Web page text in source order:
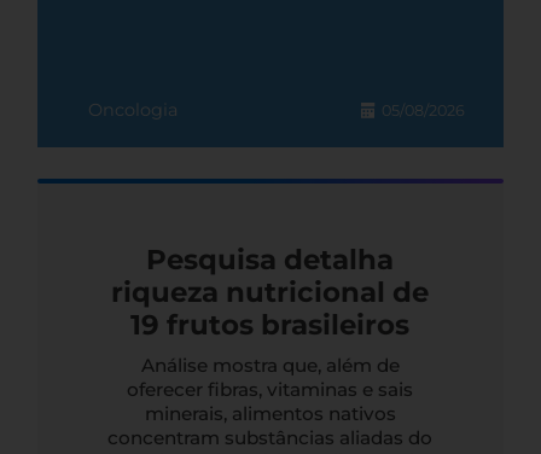
Oncologia 05/08/2026
Pesquisa detalha
riqueza nutricional de
19 frutos brasileiros
Análise mostra que, além de
oferecer fibras, vitaminas e sais
minerais, alimentos nativos
concentram substâncias aliadas do